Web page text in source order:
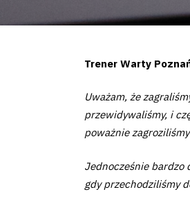
Akademia
Trener Warty
Uważam, że
przewidywaliśmy, i
poważnie
Jednocześnie bardzo
gdy przechodziliśmy